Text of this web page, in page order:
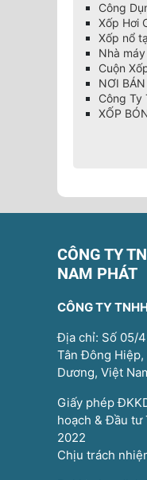
Công
Xốp Hơi
Xốp nổ
Nhà
Cuộn
NƠI
Công Ty
XỐP
CÔNG TY
NAM PHÁT
CÔNG TY
Địa chỉ: Số 05/
Tân Đông
Dương, Việt
Giấy phép
hoạch & Đầu
2022
Chịu trách